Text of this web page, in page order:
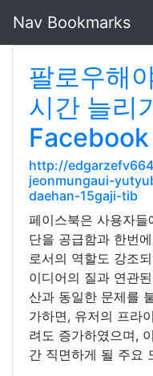
Nav Bookmarks
팔로우해
시간 늘리
Facebook
http://
jeonmungaui-
daehan-15gaji-tib
페이스북은 사용자
단을 공급함과 한번
로서의 역할도 강조
이디어의 질과 연관
산과 동일한 문제를
가하면, 유저의 프라
려도 증가하였으며,
간 직면하게 될 주요